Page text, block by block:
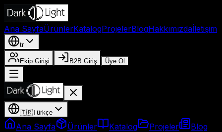
Ana SayfaÜrünlerKatalogProjelerBlogHakkımızdaİletişim
tr
Ekip Girişi B2B Giriş Üye Ol
🇹🇷Türkçe
Ana Sayfa Ürünler Katalog Projeler
Blog